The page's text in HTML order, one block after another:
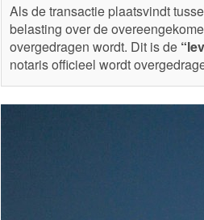
Als de transactie plaatsvindt
belasting over de
overgedragen wordt. Dit is de
notaris officieel wordt